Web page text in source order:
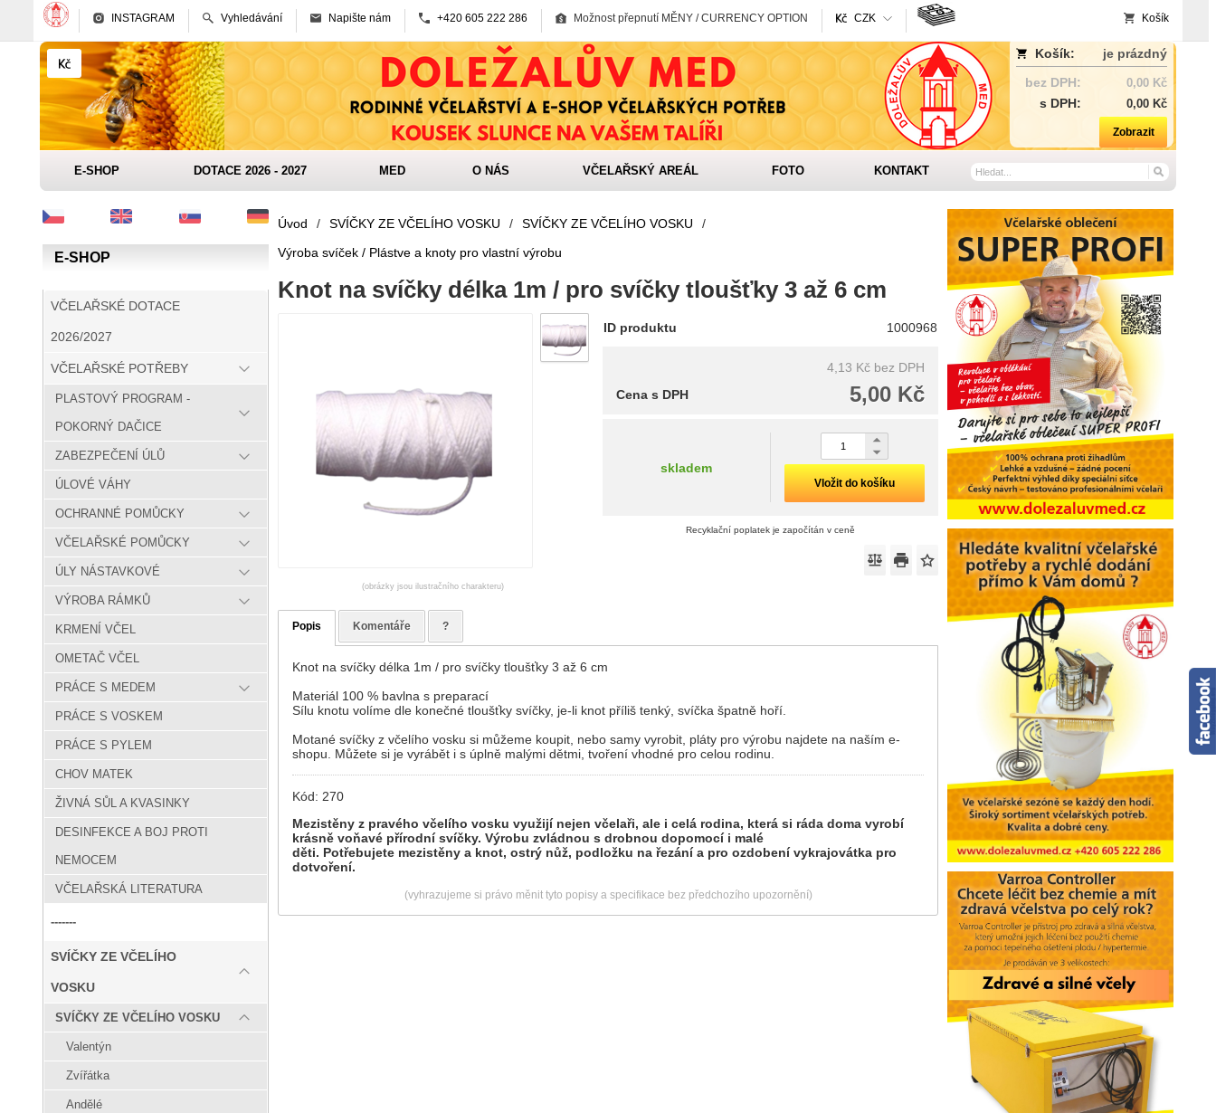
INSTAGRAM Vyhledávání Napište nám +420 605 222 286 Možnost přepnutí MĚNY / CURRENCY OPTION CZK Košík
Košík:
je prázdný
bez DPH:
0,00 Kč
s DPH: 0,00 Kč
Zobrazit
E-SHOP DOTACE 2026 - 2027 MED O NÁS VČELAŘSKÝ AREÁL FOTO KONTAKT
E-SHOP
VČELAŘSKÉ DOTACE
2026/2027
VČELAŘSKÉ POTŘEBY
PLASTOVÝ PROGRAM -
POKORNÝ DAČICE
ZABEZPEČENÍ ÚLŮ
ÚLOVÉ VÁHY
OCHRANNÉ POMŮCKY
VČELAŘSKÉ POMŮCKY
ÚLY NÁSTAVKOVÉ
VÝROBA RÁMKŮ
KRMENÍ VČEL
OMETAČ VČEL
PRÁCE S MEDEM
PRÁCE S VOSKEM
PRÁCE S PYLEM
CHOV MATEK
ŽIVNÁ SŮL A KVASINKY
DESINFEKCE A BOJ PROTI
NEMOCEM
VČELAŘSKÁ LITERATURA
-------
SVÍČKY ZE VČELÍHO
VOSKU
SVÍČKY ZE VČELÍHO VOSKU
Valentýn
Zvířátka
Andělé
Úvod / SVÍČKY ZE VČELÍHO VOSKU / SVÍČKY ZE VČELÍHO VOSKU
/
Výroba svíček / Plástve a knoty pro vlastní výrobu
Knot na svíčky délka 1m / pro svíčky tloušťky 3 až 6 cm
(obrázky jsou ilustračního charakteru)
ID produktu 1000968
4,13 Kč bez DPH
5,00 Kč
Cena s DPH
skladem
Vložit do košíku
Recyklační poplatek je započítán v ceně
Popis Komentáře ?
Knot na svíčky délka 1m / pro svíčky tloušťky 3 až 6 cm
Materiál 100 % bavlna s preparací
Sílu knotu volíme dle konečné tloušťky svíčky, je-li knot příliš tenký, svíčka špatně hoří.
Motané svíčky z včelího vosku si můžeme koupit, nebo samy vyrobit, pláty pro výrobu najdete na naším e-
shopu. Můžete si je vyrábět i s úplně malými dětmi, tvoření vhodné pro celou rodinu.
Kód: 270
Mezistěny z pravého včelího vosku využijí nejen včelaři, ale i celá rodina, která si ráda doma vyrobí
krásně voňavé přírodní svíčky. Výrobu zvládnou s drobnou dopomocí i malé
děti. Potřebujete mezistěny a knot, ostrý nůž, podložku na řezání a pro ozdobení vykrajovátka pro
dotvoření.
(vyhrazujeme si právo měnit tyto popisy a specifikace bez předchozího upozornění)